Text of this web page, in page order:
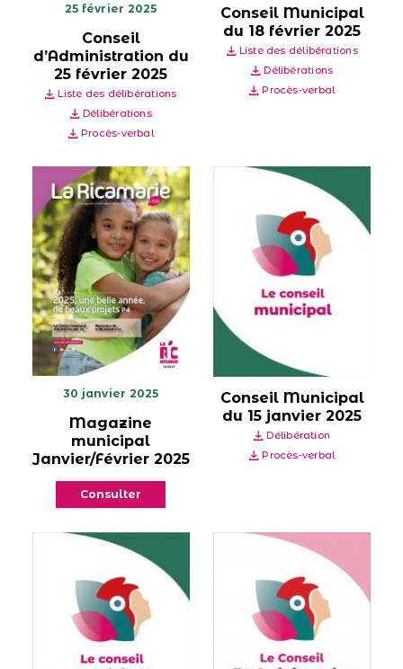
25 février 2025
Conseil
d’Administration du
25 février 2025
Liste des délibérations
Délibérations
Procès-verbal
Conseil Municipal
du 18 février 2025
Liste des délibérations
Délibérations
Procès-verbal
30 janvier 2025
Magazine
municipal
Janvier/Février 2025
Consulter
Conseil Municipal
du 15 janvier 2025
Délibération
Procès-verbal